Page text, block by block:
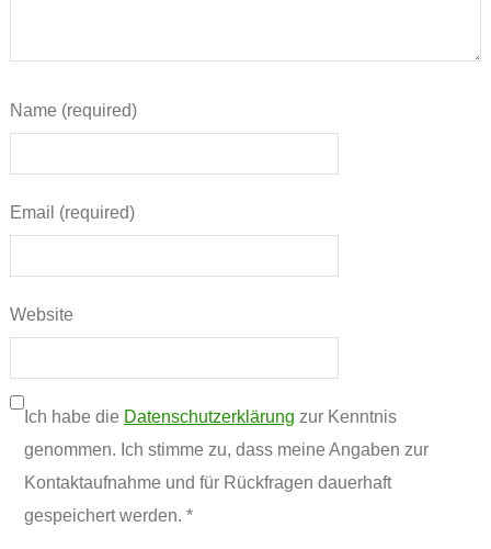
Name (required)
Email (required)
Website
Ich habe die Datenschutzerklärung zur Kenntnis
genommen. Ich stimme zu, dass meine Angaben zur
Kontaktaufnahme und für Rückfragen dauerhaft
gespeichert werden. *